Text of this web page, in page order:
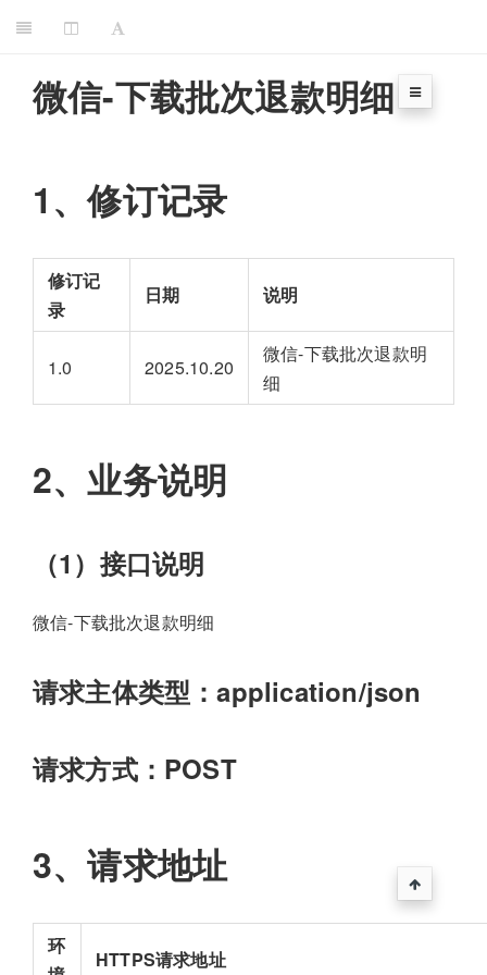
微信-下载批次退款明细
1、修订记录
修订记
录
日期 说明
1.0 2025.10.20
微信-下载批次退款明
细
2、业务说明
（1）接口说明
微信-下载批次退款明细
请求主体类型：application/json
请求方式：POST
3、请求地址
环
HTTPS请求地址